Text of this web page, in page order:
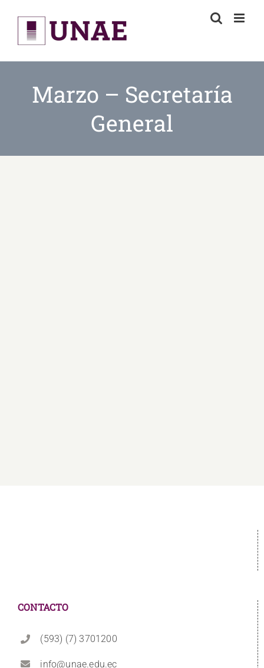
content
Marzo – Secretaría
General
CONTACTO
(593) (7) 3701200
info@unae.edu.ec